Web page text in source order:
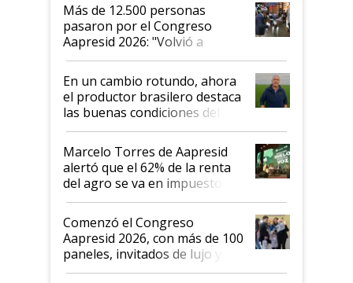
Más de 12.500 personas
pasaron por el Congreso
Aapresid 2026: "Volvió a
demostrar que hablar del
suelo es hablar de todo el
sistema productivo"
En un cambio rotundo, ahora
el productor brasilero destaca
las buenas condiciones del
agro argentino para invertir:
"Los veo más motivados"
Marcelo Torres de Aapresid
alertó que el 62% de la renta
del agro se va en impuestos:
"No es bueno que en
Argentina se sigan discutiendo
las mismas cosas de hace 50
años"
Comenzó el Congreso
Aapresid 2026, con más de 100
paneles, invitados de lujo y
todas las tendencias